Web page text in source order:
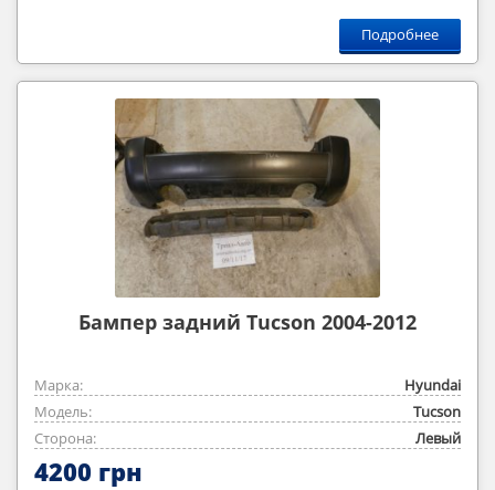
Подробнее
Бампер задний Tucson 2004-2012
Марка:
Hyundai
Модель:
Tucson
Сторона:
Левый
4200 грн